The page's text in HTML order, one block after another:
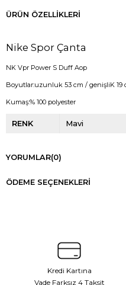
ÜRÜN ÖZELLIKLERI
Nike Spor Çanta
NK Vpr Power S Duff Aop
Boyutlar:uzunluk 53 cm / genişliK 19
Kumaş:% 100 polyester
RENK Mavi
YORUMLAR(0)
ÖDEME SEÇENEKLERI
Kredi Kartına
Vade Farksız 4 Taksit